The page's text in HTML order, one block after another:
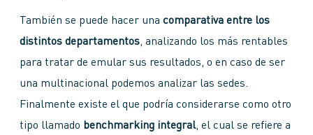
También se puede hacer una comparativa entre los
distintos departamentos, analizando los más rentables
para tratar de emular sus resultados, o en caso de ser
una multinacional podemos analizar las sedes.
Finalmente existe el que podría considerarse como otro
tipo llamado benchmarking integral, el cual se refiere a